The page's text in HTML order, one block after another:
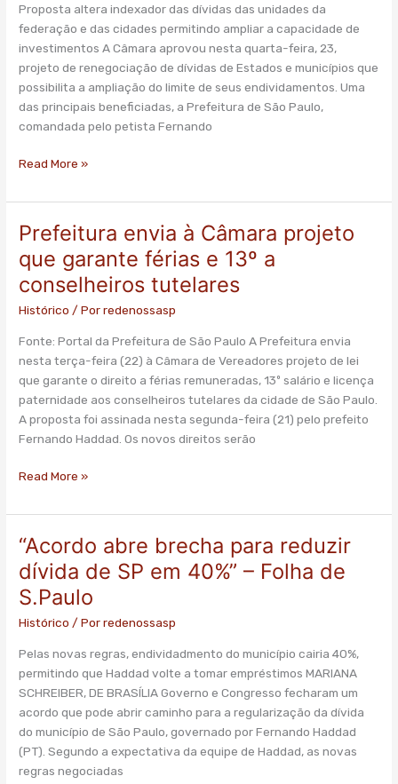
Proposta altera indexador das dívidas das unidades da
federação e das cidades permitindo ampliar a capacidade de
investimentos A Câmara aprovou nesta quarta-feira, 23,
projeto de renegociação de dívidas de Estados e municípios que
possibilita a ampliação do limite de seus endividamentos. Uma
das principais beneficiadas, a Prefeitura de São Paulo,
comandada pelo petista Fernando
Estados
e
municípios”
–
O
Estado
de
Read More »
Prefeitura envia à Câmara projeto
que garante férias e 13º a
conselheiros tutelares
Histórico / Porredenossasp
Fonte: Portal da Prefeitura de São Paulo A Prefeitura envia
nesta terça-feira (22) à Câmara de Vereadores projeto de lei
que garante o direito a férias remuneradas, 13º salário e licença
paternidade aos conselheiros tutelares da cidade de São Paulo.
A proposta foi assinada nesta segunda-feira (21) pelo prefeito
Fernando Haddad. Os novos direitos serão
Prefeitura
à
Câmara
projeto
garante
férias
e
13º
a
conselheiros
Read More »
“Acordo abre brecha para reduzir
dívida de SP em 40%” – Folha de
S.Paulo
Histórico / Porredenossasp
Pelas novas regras, endividadmento do município cairia 40%,
permitindo que Haddad volte a tomar empréstimos MARIANA
SCHREIBER, DE BRASÍLIA Governo e Congresso fecharam um
acordo que pode abrir caminho para a regularização da dívida
do município de São Paulo, governado por Fernando Haddad
(PT). Segundo a expectativa da equipe de Haddad, as novas
regras negociadas
“Acordo
abre
brecha
para
reduzir
de
SP
em
40%”
–
Folha
de